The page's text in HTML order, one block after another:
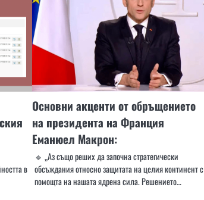
в
Основни акценти от обръщението
на президента на Франция
Еманюел Макрон:
🔹 „Аз също реших да започна стратегически
обсъждания относно защитата на целия континент с
помощта на нашата ядрена сила. Решението…